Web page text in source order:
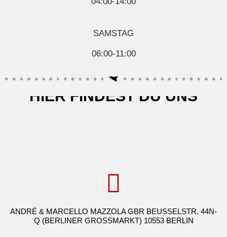
SAMSTAG
06:00-11:00
HIER FINDEST DU UNS
ANDRÉ & MARCELLO MAZZOLA GBR BEUSSELSTR. 44N-
Q (BERLINER GROSSMARKT) 10553 BERLIN